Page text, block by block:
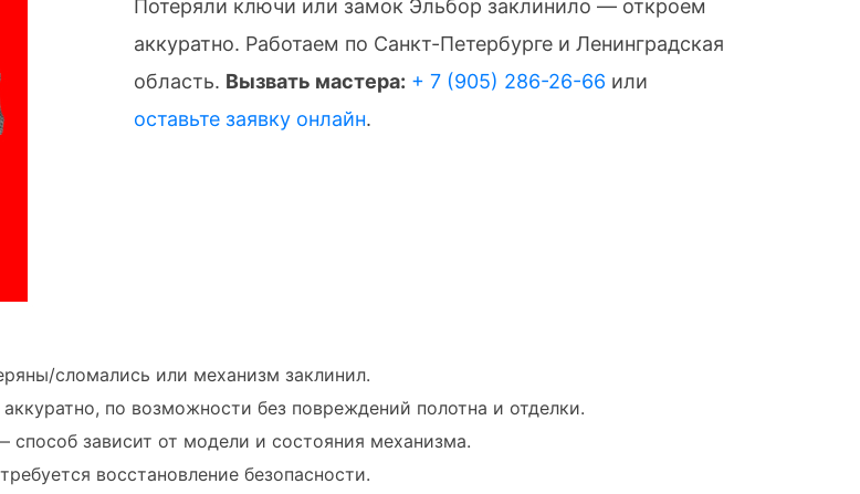
Потеряли ключи или замок Эльбор заклинило — откроем
аккуратно. Работаем по Санкт-Петербурге и Ленинградская
область. Вызвать мастера: + 7 (905) 286-26-66 или
оставьте заявку онлайн.
сломались или механизм заклинил.
по возможности без повреждений полотна и отделки.
способ зависит от модели и состояния механизма.
восстановление безопасности.